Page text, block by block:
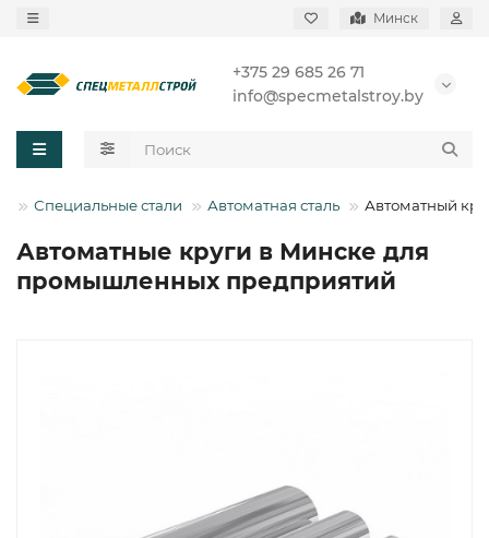
Минск
+375 29 685 26 71
info@specmetalstroy.by
Специальные стали Автоматная сталь Автоматный
Автоматные круги в Минске для
промышленных предприятий